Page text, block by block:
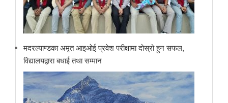
मदरल्याण्डका अमृत आइओई प्रवेश परीक्षामा दोस्रो हुन सफल,
विद्यालयद्वारा बधाई तथा सम्मान